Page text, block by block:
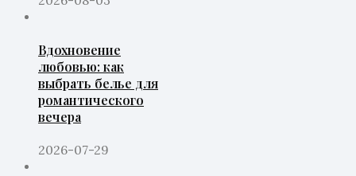
Вдохновение
любовью: как
выбрать белье для
романтического
вечера
2026-07-29